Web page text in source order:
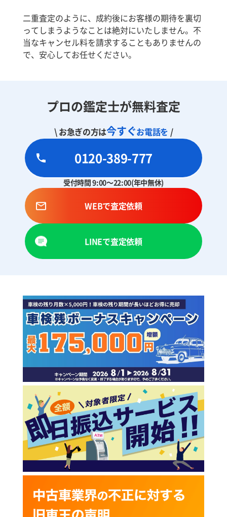
二重査定のように、成約後にお客様の期待を裏切
ってしまうようなことは絶対にいたしません。不
当なキャンセル料を請求することもありませんの
で、安心してお任せください。
プロの鑑定士が無料査定
\ お急ぎの方は今すぐお電話を /
0120-389-777
受付時間 9:00～22:00(年中無休)
WEBで査定依頼
LINEで査定依頼